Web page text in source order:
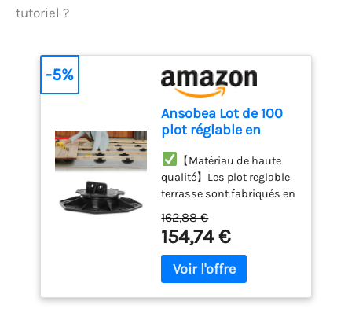
tutoriel ?
Ansobea Lot de 100
plot réglable en
terrasse bois
lambourde pour
dalles de terrasse,
sol, pierre &
carrelage
【Matériau de haute
qualité】Les plot reglable
terrasse sont fabriqués en
polypropylène renforcé
(PP) inodore et non
toxique, qui présente une
bonne résistance aux
intempéries et aux UV, ce
162,88 €
154,74 €
-5%